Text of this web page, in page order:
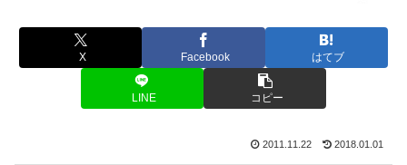
X Facebook はてブ
LINE コピー
2011.11.22 2018.01.01